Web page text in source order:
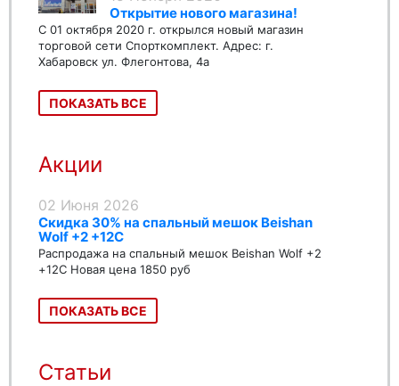
Открытие нового магазина!
С 01 октября 2020 г. открылся новый магазин
торговой сети Спорткомплект. Адрес: г.
Хабаровск ул. Флегонтова, 4а
ПОКАЗАТЬ ВСЕ
Акции
02 Июня 2026
Скидка 30% на спальный мешок Beishan
Wolf +2 +12C
Распродажа на спальный мешок Beishan Wolf +2
+12C Новая цена 1850 руб
ПОКАЗАТЬ ВСЕ
Статьи